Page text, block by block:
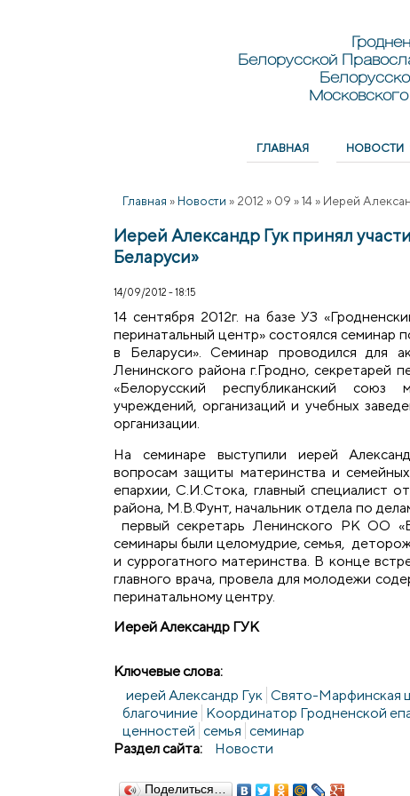
Белорусской
ГЛАВНАЯ НОВОСТИ
Главная » Новости » 2012 » 09 » 14 » Иерей
Иерей Александр Гук принял
Беларуси»
14/09/2012 - 18:15
14 сентября 2012г. на базе УЗ
перинатальный центр» состоялся семинар
в Беларуси». Семинар проводился для
Ленинского района г.Гродно, секретарей
«Белорусский республиканский союз
учреждений, организаций и учебных
организации.
На семинаре выступили иерей
вопросам защиты материнства и
епархии, С.И.Стока, главный специалист
района, М.В.Фунт, начальник отдела по
первый секретарь Ленинского РК ОО
семинары были целомудрие, семья,
и суррогатного материнства. В конце
главного врача, провела для молодежи
перинатальному центру.
Иерей Александр ГУК
Ключевые слова:
иерей Александр Гук Свято-Марфинская
благочиние Координатор Гродненской
ценностей семья семинар
Раздел сайта:
Новости
Поделиться…